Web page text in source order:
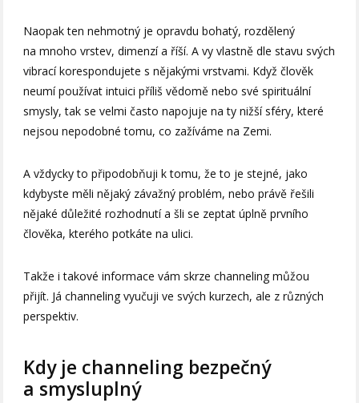
Naopak ten nehmotný je opravdu bohatý, rozdělený
na mnoho vrstev, dimenzí a říší. A vy vlastně dle stavu svých
vibrací korespondujete s nějakými vrstvami. Když člověk
neumí používat intuici příliš vědomě nebo své spirituální
smysly, tak se velmi často napojuje na ty nižší sféry, které
nejsou nepodobné tomu, co zažíváme na Zemi.
A vždycky to připodobňuji k tomu, že to je stejné, jako
kdybyste měli nějaký závažný problém, nebo právě řešili
nějaké důležité rozhodnutí a šli se zeptat úplně prvního
člověka, kterého potkáte na ulici.
Takže i takové informace vám skrze channeling můžou
přijít. Já channeling vyučuji ve svých kurzech, ale z různých
perspektiv.
Kdy je channeling bezpečný
a smysluplný